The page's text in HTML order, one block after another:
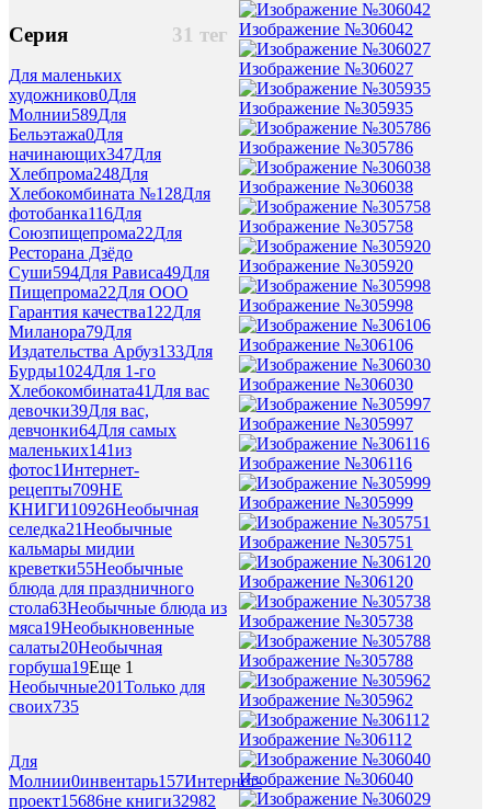
31 тег
Серия
Для маленьких
художников0Для
Молнии589Для
Бельэтажа0Для
начинающих347Для
Хлебпрома248Для
Хлебокомбината №1 28Для
фотобанка116Для
Союзпищепрома22Для
Ресторана Дзёдо
Суши594Для Рависа49Для
Пищепрома22Для ООО
Гарантия качества122Для
Миланора79Для
Издательства Арбуз133Для
Бурды1024Для 1-го
Хлебокомбината41 Для вас
девочки39Для вас,
девчонки64Для самых
маленьких141из
фотос1Интернет-
рецепты709НЕ
КНИГИ10926Необычная
селедка21Необычные
кальмары мидии
креветки55Необычные
блюда для праздничного
стола63Необычные блюда из
мяса19Необыкновенные
салаты20Необычная
горбуша19Еще 1
Необычные201Только для
своих735
Для
Молнии0инвентарь157Интернет-
проект15686не книги32982
Изображение №306042
Изображение №306027
Изображение №305935
Изображение №305786
Изображение №306038
Изображение №305758
Изображение №305920
Изображение №305998
Изображение №306106
Изображение №306030
Изображение №305997
Изображение №306116
Изображение №305999
Изображение №305751
Изображение №306120
Изображение №305738
Изображение №305788
Изображение №305962
Изображение №306112
Изображение №306040